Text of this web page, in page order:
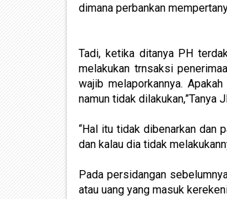
dimana perbankan
Tadi, ketika ditanya PH
melakukan trnsaksi
wajib melaporkannya.
namun tidak dilakukan,”Tanya
“Hal itu tidak dibenarkan dan
dan kalau dia tidak
Pada persidangan
atau uang yang masuk